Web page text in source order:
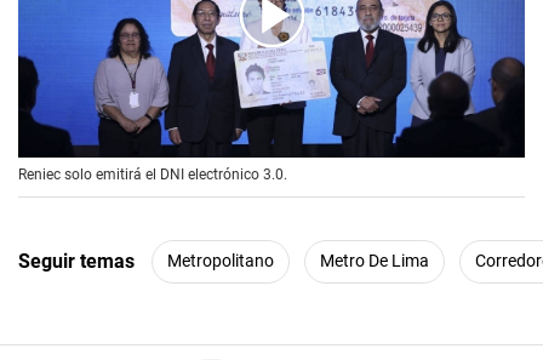
00:00 01:29
Reniec solo emitirá el DNI electrónico 3.0.
Seguir temas Metropolitano Metro De Lima